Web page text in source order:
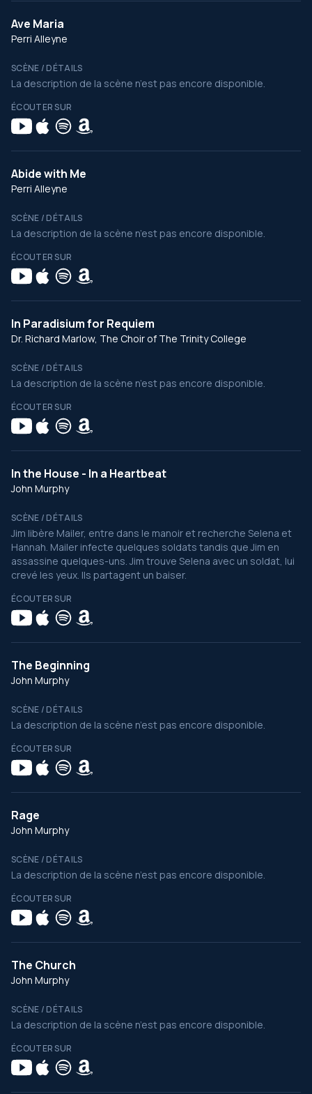
Ave Maria
Perri Alleyne
SCÈNE / DÉTAILS
La description de la scène n’est pas encore disponible.
ÉCOUTER SUR
Abide with Me
Perri Alleyne
SCÈNE / DÉTAILS
La description de la scène n’est pas encore disponible.
ÉCOUTER SUR
In Paradisium for Requiem
Dr. Richard Marlow, The Choir of The Trinity College
SCÈNE / DÉTAILS
La description de la scène n’est pas encore disponible.
ÉCOUTER SUR
In the House - In a Heartbeat
John Murphy
SCÈNE / DÉTAILS
Jim libère Mailer, entre dans le manoir et recherche Selena et
Hannah. Mailer infecte quelques soldats tandis que Jim en
assassine quelques-uns. Jim trouve Selena avec un soldat, lui
crevé les yeux. Ils partagent un baiser.
ÉCOUTER SUR
The Beginning
John Murphy
SCÈNE / DÉTAILS
La description de la scène n’est pas encore disponible.
ÉCOUTER SUR
Rage
John Murphy
SCÈNE / DÉTAILS
La description de la scène n’est pas encore disponible.
ÉCOUTER SUR
The Church
John Murphy
SCÈNE / DÉTAILS
La description de la scène n’est pas encore disponible.
ÉCOUTER SUR